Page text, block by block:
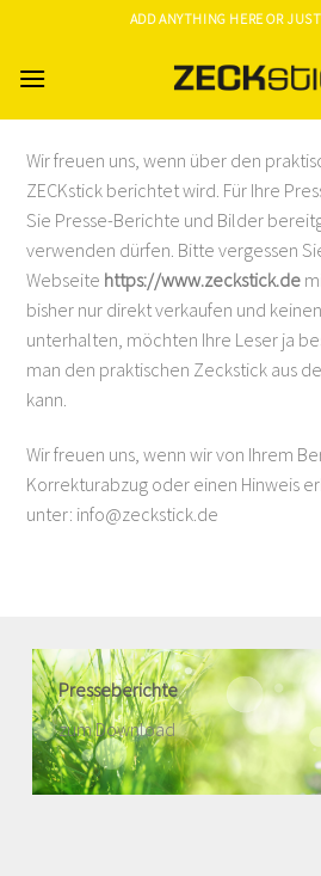
content
ADD ANYTHING HERE OR
Wir freuen uns, wenn über den
ZECKstick berichtet wird. Für Ihre
Sie Presse-Berichte und Bilder
verwenden dürfen. Bitte vergessen
Webseite https://www.zeckstick.de
bisher nur direkt verkaufen und
unterhalten, möchten Ihre Leser ja
man den praktischen Zeckstick aus
kann.
Wir freuen uns, wenn wir von Ihrem
Korrekturabzug oder einen Hinweis
unter: info@zeckstick.de
Presseberichte
zum Download